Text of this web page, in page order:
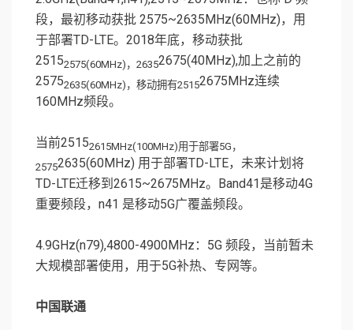
段，最初移动获批 2575~2635MHz(60MHz)，用
于部署TD-LTE。2018年底，移动获批
25152575(60MHz)，26352675(40MHz),加上之前的
25752635(60MHz)，移动拥有25152675MHz连续
160MHz频段。
当前25152615MHz(100MHz)用于部署5G，
25752635(60MHz) 用于部署TD-LTE，未来计划将
TD-LTE迁移到2615~2675MHz。Band41是移动4G
重要频段，n41 是移动5G广覆盖频段。
4.9GHz(n79),4800-4900MHz：5G 频段，当前暂未
大规模部署使用，用于5G补热、专网等。
中国联通